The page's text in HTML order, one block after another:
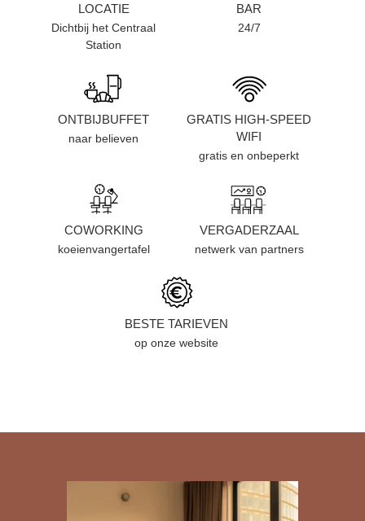
LOCATIE
Dichtbij het Centraal
Station
BAR
24/7
ONTBIJBUFFET
naar believen
GRATIS HIGH-SPEED
WIFI
gratis en onbeperkt
COWORKING
koeienvangertafel
VERGADERZAAL
netwerk van partners
BESTE TARIEVEN
op onze website